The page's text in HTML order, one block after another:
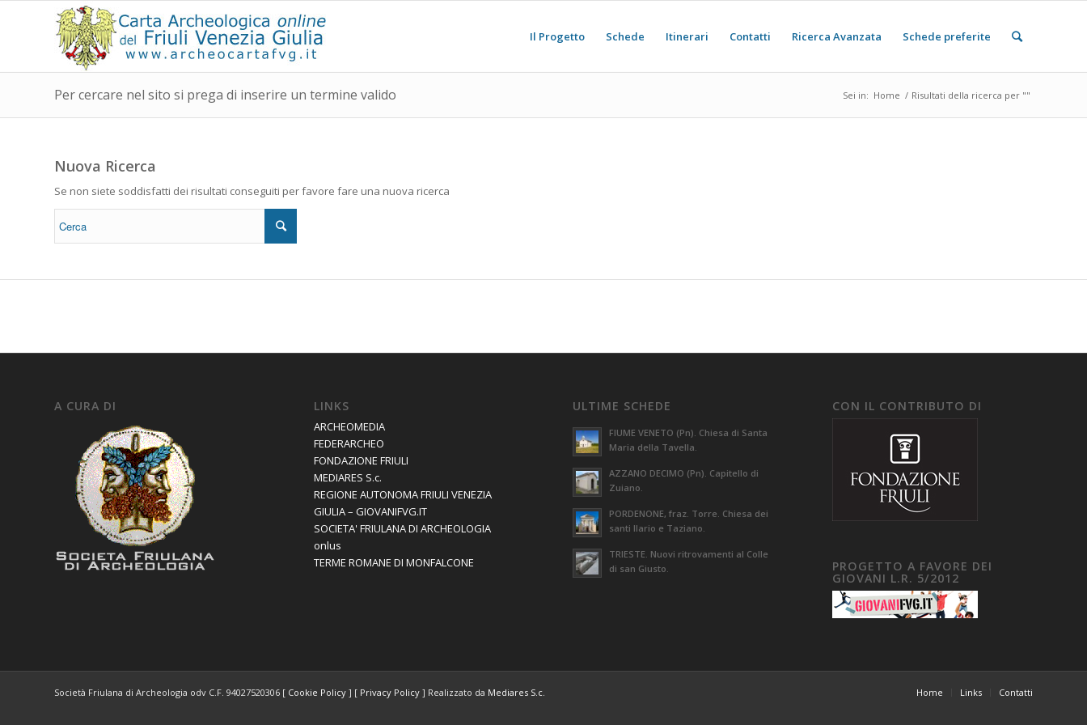
Il Progetto Schede Itinerari Contatti Ricerca Avanzata Schede preferite
Per cercare nel sito si prega di inserire un termine valido Sei in: Home / Risultati della ricerca per ""
Nuova Ricerca
Se non siete soddisfatti dei risultati conseguiti per favore fare una nuova ricerca
A CURA DI LINKS
ARCHEOMEDIA
FEDERARCHEO
FONDAZIONE FRIULI
MEDIARES S.c.
REGIONE AUTONOMA FRIULI VENEZIA
GIULIA – GIOVANIFVG.IT
SOCIETA' FRIULANA DI ARCHEOLOGIA
onlus
TERME ROMANE DI MONFALCONE
ULTIME SCHEDE
FIUME VENETO (Pn). Chiesa di Santa
Maria della Tavella.
AZZANO DECIMO (Pn). Capitello di
Zuiano.
PORDENONE, fraz. Torre. Chiesa dei
santi Ilario e Taziano.
TRIESTE. Nuovi ritrovamenti al Colle
di san Giusto.
CON IL CONTRIBUTO DI
PROGETTO A FAVORE DEI
GIOVANI L.R. 5/2012
Società Friulana di Archeologia odv C.F. 94027520306 [ Cookie Policy ] [ Privacy Policy ] Realizzato da Mediares S.c. Home Links Contatti